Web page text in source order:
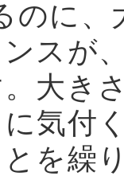
のに
スが
大き
気付
を繰